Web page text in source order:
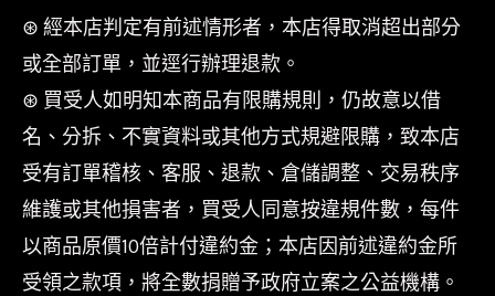
⊛ 經本店判定有前述情形者，本店得取消超出部分
或全部訂單，並逕行辦理退款。
⊛ 買受人如明知本商品有限購規則，仍故意以借
名、分拆、不實資料或其他方式規避限購，致本店
受有訂單稽核、客服、退款、倉儲調整、交易秩序
維護或其他損害者，買受人同意按違規件數，每件
以商品原價10倍計付違約金；本店因前述違約金所
受領之款項，將全數捐贈予政府立案之公益機構。